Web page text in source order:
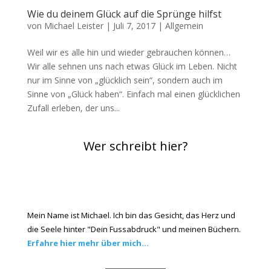
Wie du deinem Glück auf die Sprünge hilfst
von Michael Leister| Juli 7, 2017| Allgemein
Weil wir es alle hin und wieder gebrauchen können…
Wir alle sehnen uns nach etwas Glück im Leben. Nicht
nur im Sinne von „glücklich sein“, sondern auch im
Sinne von „Glück haben“. Einfach mal einen glücklichen
Zufall erleben, der uns...
Wer schreibt hier?
Mein Name ist Michael. Ich bin das Gesicht, das Herz und
die Seele hinter "Dein Fussabdruck" und meinen Büchern.
Erfahre hier mehr über mich...